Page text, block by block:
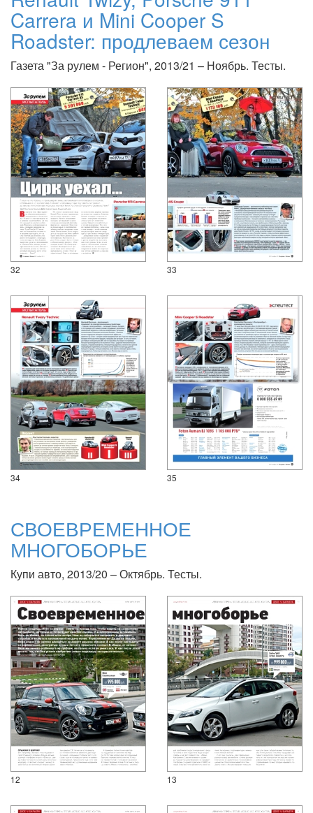
Carrera и Mini Cooper S
Roadster: продлеваем сезон
Газета "За рулем - Регион", 2013/21 – Ноябрь. Тесты.
32 33
34 35
СВОЕВРЕМЕННОЕ
МНОГОБОРЬЕ
Купи авто, 2013/20 – Октябрь. Тесты.
12 13